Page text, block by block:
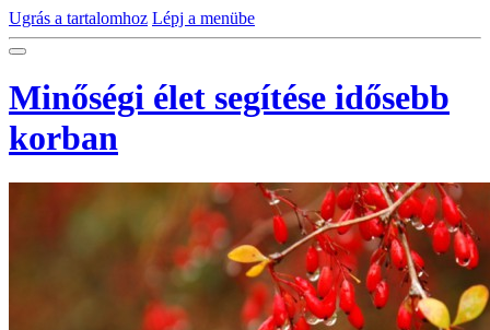
Ugrás a tartalomhoz Lépj a menübe
Minőségi élet segítése idősebb
korban